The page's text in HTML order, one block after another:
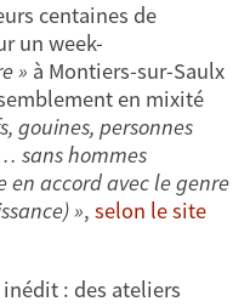
centaines de
un week-
» à Montiers-sur-Saulx
en mixité
gouines, personnes
sans hommes
en accord avec le genre
», selon le site
: des ateliers